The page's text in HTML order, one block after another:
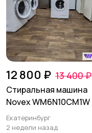
12 800 ₽ 13 400 ₽
Стиральная машина
Novex WM6N10CM1W
Екатеринбург
2 недели назад